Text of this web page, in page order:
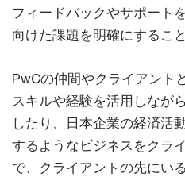
フィードバックやサポート
向けた課題を明確にするこ
PwCの仲間やクライアント
スキルや経験を活用しなが
したり、日本企業の経済活
するようなビジネスをクラ
で、クライアントの先にい